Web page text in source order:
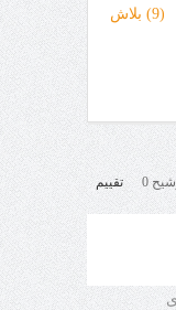
تاراباتاتوووووه (9) بلاش
تقييم